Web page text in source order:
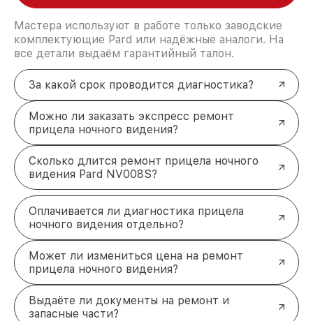
Мастера используют в работе только заводские
комплектующие Pard или надёжные аналоги. На
все детали выдаём гарантийный талон.
За какой срок проводится диагностика?
Можно ли заказать экспресс ремонт
прицела ночного видения?
Сколько длится ремонт прицела ночного
видения Pard NV008S?
Оплачивается ли диагностика прицела
ночного видения отдельно?
Может ли измениться цена на ремонт
прицела ночного видения?
Выдаёте ли документы на ремонт и
запасные части?